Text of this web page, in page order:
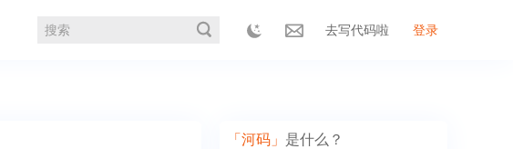
去写代码啦 登录
「河码」 是什么？